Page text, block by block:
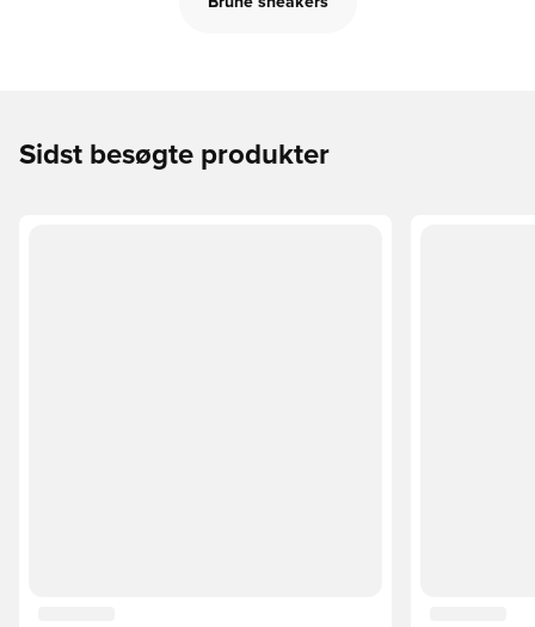
Sidst besøgte produkter